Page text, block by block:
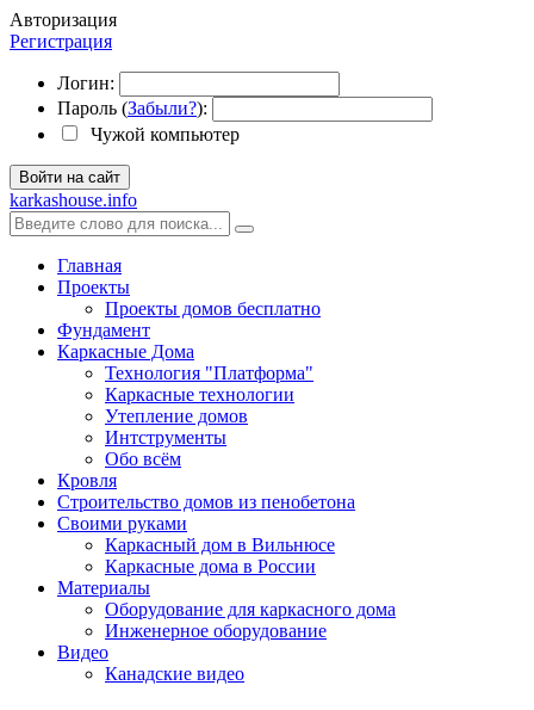
Авторизация
Регистрация
Логин:
Пароль (Забыли?):
Чужой компьютер
Войти на сайт
karkashouse.info
Главная
Проекты
Проекты домов бесплатно
Фундамент
Каркасные Дома
Технология "Платформа"
Каркасные технологии
Утепление домов
Интструменты
Обо всём
Кровля
Строительство домов из пенобетона
Своими руками
Каркасный дом в Вильнюсе
Каркасные дома в России
Материалы
Оборудование для каркасного дома
Инженерное оборудование
Видео
Канадские видео